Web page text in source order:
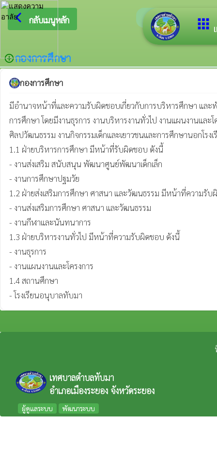
apps
arrow_back_ios กลับเมนูหลัก ยินดีต้
add_circle_outlineกองการศึกษา
กองการศึกษา
มีอำนาจหน้าที่และความรับผิดชอบเกี่ยวกับการบริหารศึกษา แล
การศึกษา โดยมีงานธุรการ งานบริหารงานทั่วไป งานแผนงานแล
ศิลปวัฒนธรรม งานกิจกรรมเด็กและเยาวชนและการศึกษานอกโ
1.1 ฝ่ายบริหารการศึกษา มีหน้าที่รับผิดชอบ ดังนี้
- งานส่งเสริม สนับสนุน พัฒนาศูนย์พัฒนาเด็กเล็ก
- งานการศึกษาปฐมวัย
1.2 ฝ่ายส่งเสริมการศึกษา ศาสนา และวัฒนธรรม มีหน้าที่ความรั
- งานส่งเสริมการศึกษา ศาสนา และวัฒนธรรม
- งานกีฬาและนันทนาการ
1.3 ฝ่ายบริหารงานทั่วไป มีหน้าที่ความรับผิดชอบ ดังนี้
- งานธุรการ
- งานแผนงานและโครงการ
1.4 สถานศึกษา
- โรงเรียนอนุบาลทับมา
เทศบาลตำบลทับมา
อำเภอเมืองระยอง จังหวัดระยอง
ผู้ดูแลระบบ พัฒนาระบบ